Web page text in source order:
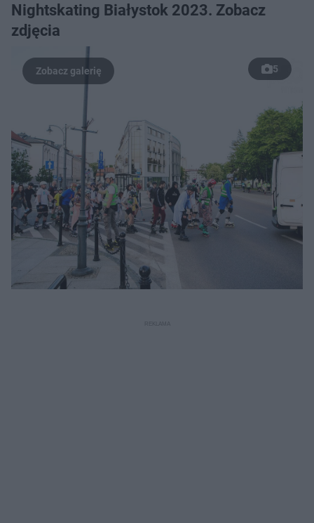
Nightskating Białystok 2023. Zobacz
zdjęcia
5